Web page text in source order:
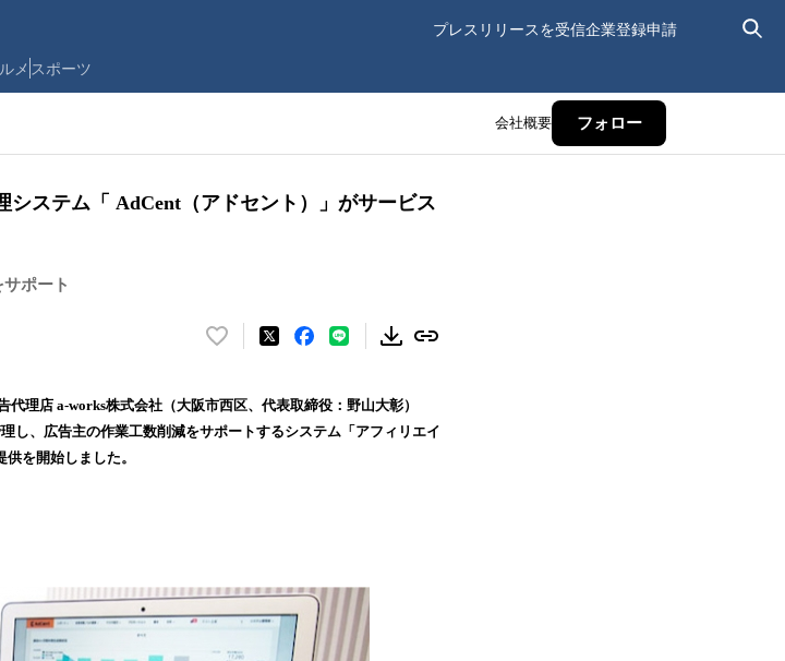
プレスリリースを受信企業登録申請
メ スポーツ
会社概要 フォロー
システム「 AdCent（アドセント）」がサービス
ポート
い
！
数
で
す
理店 a-works株式会社（大阪市西区、代表取締役：野山大彰）
し、広告主の作業工数削減をサポートするシステム「アフィリエイ
を開始しました。